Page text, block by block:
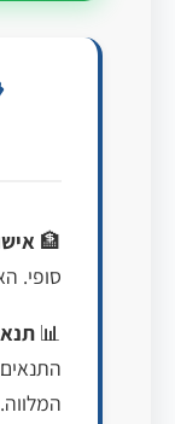
🏦
סופי.
📊
המלווה.